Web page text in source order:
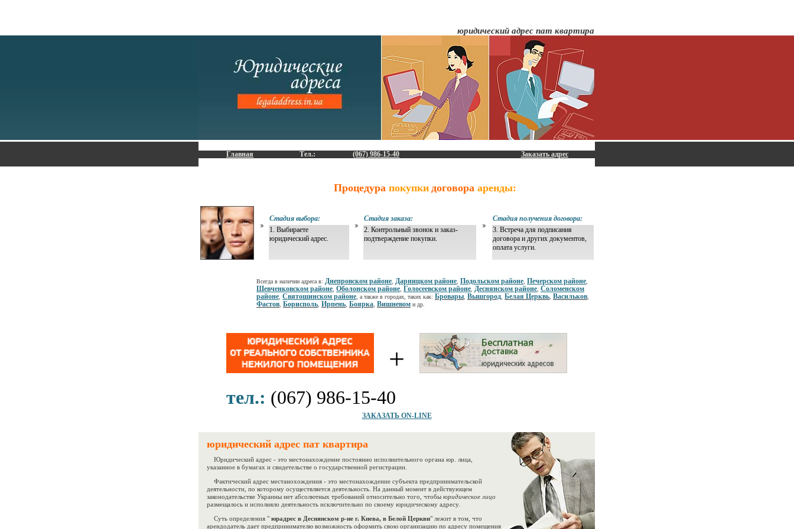
юридический адрес пат квартира
Главная Тел.: (067) 986-15-40 Заказать адрес
Процедурапокупки договорааренды:
Стадия выбора: Стадия заказа:
Стадия получения договора:
1. Выбираете
юридический адрес.
2. Контрольный звонок и заказ-
подтверждение покупки.
3. Встреча для подписания
договора и других документов,
оплата услуги.
Всегда в наличии адреса в: Днепровском районе Дарницком районе Подольском районе Печерском районе
Шевченковском районе Оболонском районе Голосеевском районе Деснянском районе Соломенском
районе Святошинском районе , а также в городах, таких как: Бровары Вышгород Белая Церквь Васильков
Фастов Борисполь Ирпень Боярка Вишневом и др.
+
тел.: (067) 986-15-40
ЗАКАЗАТЬ ON-LINE
юридический адрес пат квартира
Юридический адрес - это местонахождение постоянно исполнительного органа юр. лица,
указанное в бумагах и свидетельстве о государственной регистрации.
Фактический адрес местанохождения - это местонахождение субъекта предпринимательской
деятельности, по которому осуществляется деятельность. На данный момент в действующем
законодательстве Украины нет абсолютных требований относительно того, чтобы юридическое лицо
размещалось и исполняло деятельность исключительно по своему юридическому адресу.
Суть определения " юрадрес в Деснянском р-не г. Киева, в Белой Церкви" лежит в том, что
арендодатель дает предпринимателю возможность оформить свою организацию по адресу помещения